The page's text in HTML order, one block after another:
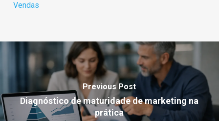
Vendas
Previous Post
Diagnóstico de maturidade de marketing na
prática